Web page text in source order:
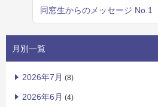
同窓生からのメッセージ No.1
月別一覧
2026年7月 (8)
2026年6月 (4)